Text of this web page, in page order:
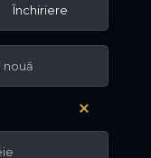
Închiriere